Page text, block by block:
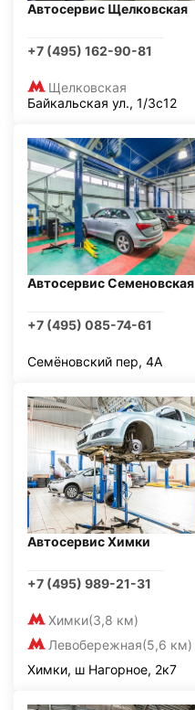
Автосервис Щелковская
+7 (495) 162-90-81
Щелковская
Байкальская ул., 1/3с12
Автосервис Семеновская
+7 (495) 085-74-61
Семёновский пер, 4А
Автосервис Химки
+7 (495) 989-21-31
Химки(3,8 км)
Левобережная(5,6 км)
Химки, ш Нагорное, 2к7